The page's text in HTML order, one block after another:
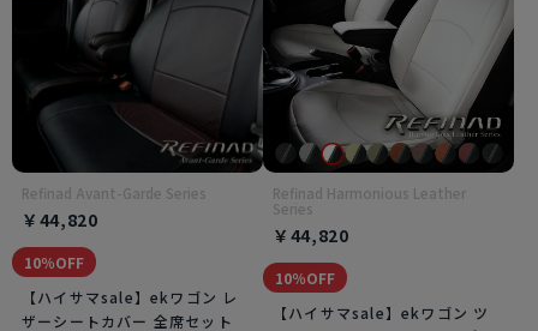
Refinad Avant-Garde Series
￥44,820
10％OFF
【ハイサマsale】ekワゴン レ
ザーシートカバー 全席セット
Refinad Harmonious Leather
Series
￥44,820
10％OFF
【ハイサマsale】ekワゴン ツ